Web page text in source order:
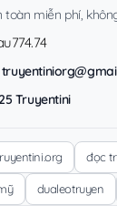
miễn phí,
Truyentini
đọc
dualeotruyen